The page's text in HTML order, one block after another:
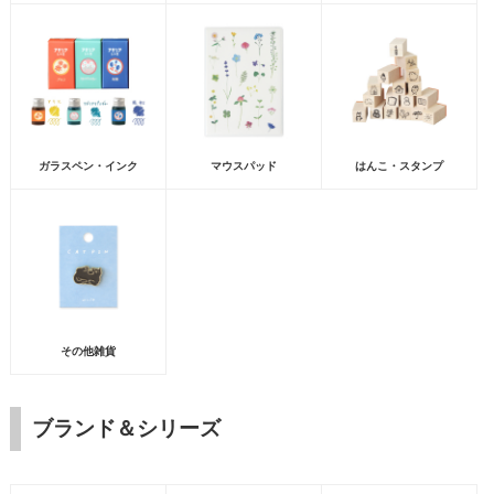
ガラスペン・インク マウスパッド はんこ・スタンプ
その他雑貨
ブランド＆シリーズ